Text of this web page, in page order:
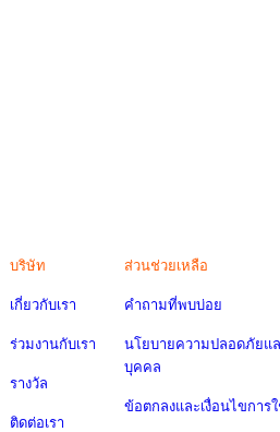
บริษัท
เกี่ยวกับเรา
ร่วมงานกับเรา
รางวัล
ติดต่อเรา
ส่วนช่วยเหลือ
คำถามที่พบบ่อย
นโยบายความปลอดภัยแ
บุคคล
ข้อตกลงและเงื่อนไขการ